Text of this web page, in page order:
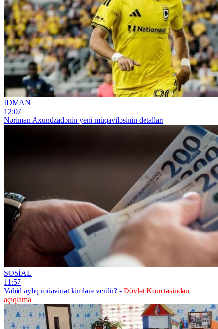
İDMAN
12:07
Nəriman Axundzadənin yeni müqaviləsinin detalları
SOSİAL
11:57
Vahid aylıq müavinət kimlərə verilir? - Dövlət Komitəsindən
açıqlama